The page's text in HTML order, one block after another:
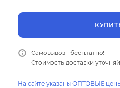
Самовывоз - бесплатно!
Стоимость доставки
На сайте указаны ОПТОВЫЕ